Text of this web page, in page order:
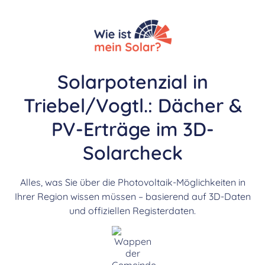
Solarpotenzial in
Triebel/Vogtl.: Dächer &
PV-Erträge im 3D-
Solarcheck
Alles, was Sie über die Photovoltaik-Möglichkeiten in
Ihrer Region wissen müssen – basierend auf 3D-Daten
und offiziellen Registerdaten.